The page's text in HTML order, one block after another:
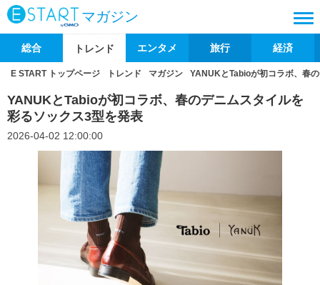
マガジン
総合 トレンド エンタメ 旅行 経済
E START トップページ トレンド マガジン YANUKとTabioが初コラボ、春
YANUKとTabioが初コラボ、春のデニムスタイルを
彩るソックス3型を発表
2026-04-02 12:00:00